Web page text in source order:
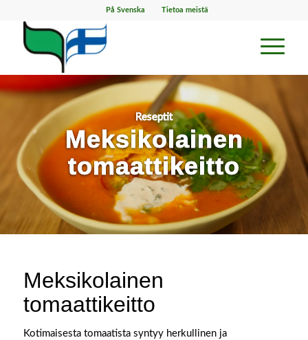
På Svenska Tietoa meistä
Reseptit
Meksikolainen
tomaattikeitto
Meksikolainen
tomaattikeitto
Kotimaisesta tomaatista syntyy herkullinen ja